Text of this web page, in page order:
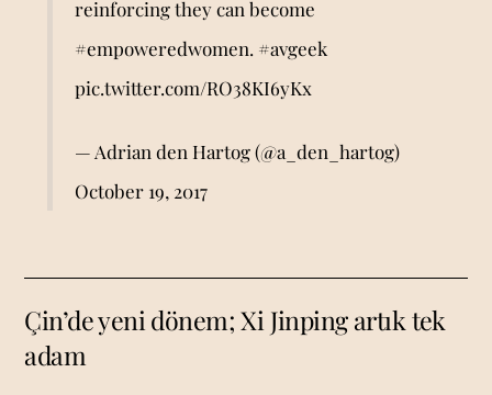
reinforcing they can become
#empoweredwomen. #avgeek
pic.twitter.com/RO38KI6yKx
— Adrian den Hartog (@a_den_hartog)
October 19, 2017
Çin’de yeni dönem; Xi Jinping artık tek
adam